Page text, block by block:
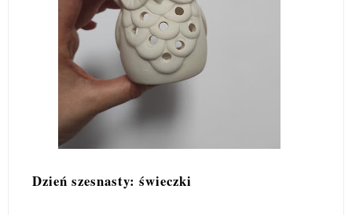
Dzień szesnasty: świeczki